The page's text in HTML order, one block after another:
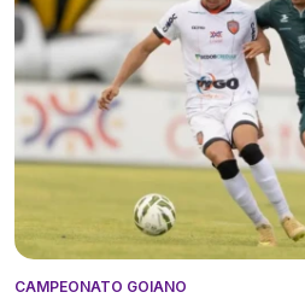
CAMPEONATO GOIANO